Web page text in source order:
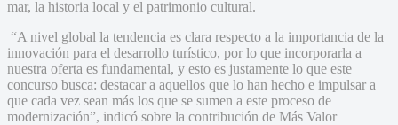
mar, la historia local y el patrimonio cultural.
“A nivel global la tendencia es clara respecto a la importancia de la
innovación para el desarrollo turístico, por lo que incorporarla a
nuestra oferta es fundamental, y esto es justamente lo que este
concurso busca: destacar a aquellos que lo han hecho e impulsar a
que cada vez sean más los que se sumen a este proceso de
modernización”, indicó sobre la contribución de Más Valor